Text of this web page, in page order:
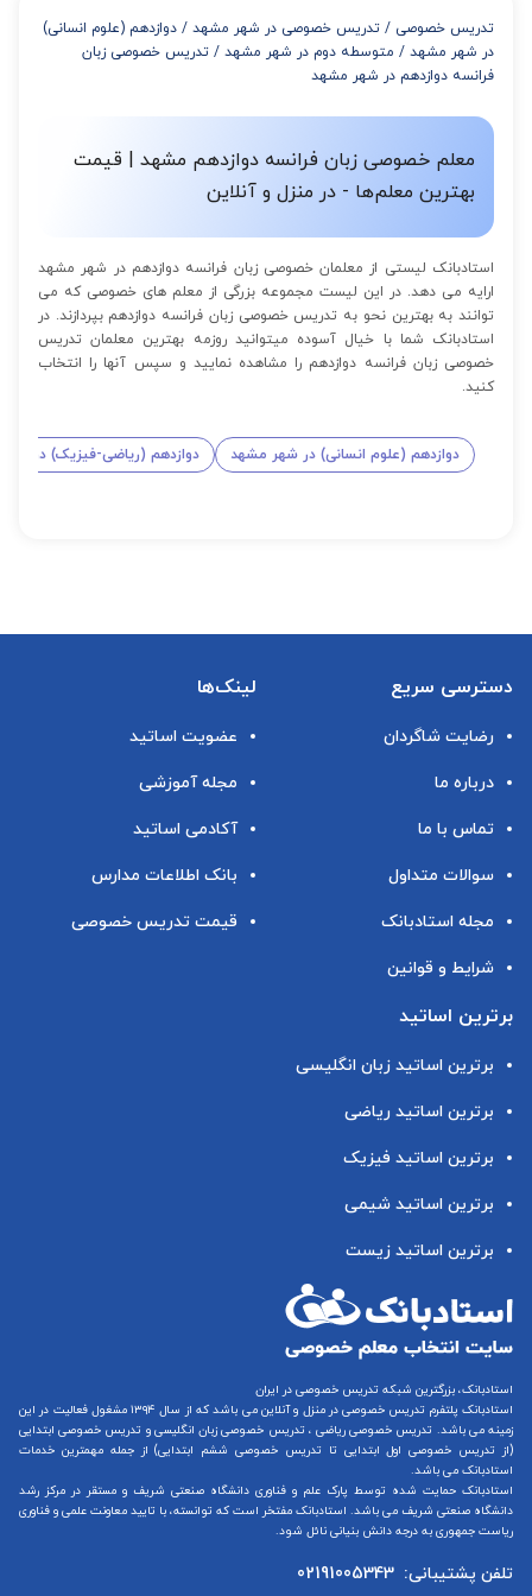
از 12 تا 15 جلسه: 7% تخفیف
از 16 تا 100 جلسه: 9% تخفیف
تدریس خصوصی / تدریس خصوصی در شهر مشهد / دوازدهم (علوم انسانی)
در شهر مشهد / متوسطه دوم در شهر مشهد / تدریس خصوصی زبان
فرانسه دوازدهم در شهر مشهد
معلم خصوصی زبان فرانسه دوازدهم مشهد | قیمت
بهترین معلم‌ها - در منزل و آنلاین
استادبانک لیستی از معلمان خصوصی زبان فرانسه دوازدهم در شهر مشهد
ارایه می دهد. در این لیست مجموعه بزرگی از معلم های خصوصی که می
توانند به بهترین نحو به تدریس خصوصی زبان فرانسه دوازدهم بپردازند. در
استادبانک شما با خیال آسوده میتوانید روزمه بهترین معلمان تدریس
خصوصی زبان فرانسه دوازدهم را مشاهده نمایید و سپس آنها را انتخاب
کنید.
دوازدهم (علوم انسانی) در شهر مشهد دوازدهم (ریاضی-فیزیک) در
دسترسی سریع
رضایت شاگردان
درباره ما
تماس با ما
سوالات متداول
مجله استادبانک
شرایط و قوانین
لینک‌ها
عضویت اساتید
مجله آموزشی
آکادمی اساتید
بانک اطلاعات مدارس
قیمت تدریس خصوصی
برترین اساتید
برترین اساتید زبان انگلیسی
برترین اساتید ریاضی
برترین اساتید فیزیک
برترین اساتید شیمی
برترین اساتید زیست
استادبانک، بزرگترین شبکه تدریس خصوصی در ایران
استادبانک پلتفرم تدریس خصوصی در منزل و آنلاین
می باشد که از سال ۱۳۹۴ مشغول فعالیت در این
زمینه می باشد. تدریس خصوصی ریاضی ، تدریس خصوصی زبان انگلیسیو تدریس خصوصی ابتدایی
(از تدریس خصوصی اول ابتدایی تا تدریس خصوصی ششم ابتدایی) از جمله مهمترین خدمات
استادبانک می باشد.
استادبانک حمایت شده توسط پارک علم و فناوری دانشگاه صنعتی شریف و مستقر در مرکز رشد
دانشگاه صنعتی شریف می باشد. استادبانک مفتخر است که توانسته، با تایید معاونت علمی و فناوری
ریاست جمهوری به درجه دانش بنیانی نائل شود.
تلفن پشتیبانی: 02191005343